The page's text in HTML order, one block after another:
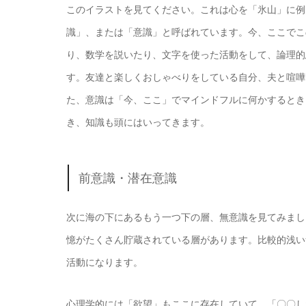
このイラストを見てください。これは心を「氷山」に
識」、または「意識」と呼ばれています。今、ここで
り、数学を説いたり、文字を使った活動をして、論理
す。友達と楽しくおしゃべりをしている自分、夫と喧
た、意識は「今、ここ」でマインドフルに何かすると
き、知識も頭にはいってきます。
前意識・潜在意識
次に海の下にあるもう一つ下の層、無意識を見てみま
憶がたくさん貯蔵されている層があります。比較的浅
活動になります。
心理学的には「欲望」もここに存在していて、「〇〇